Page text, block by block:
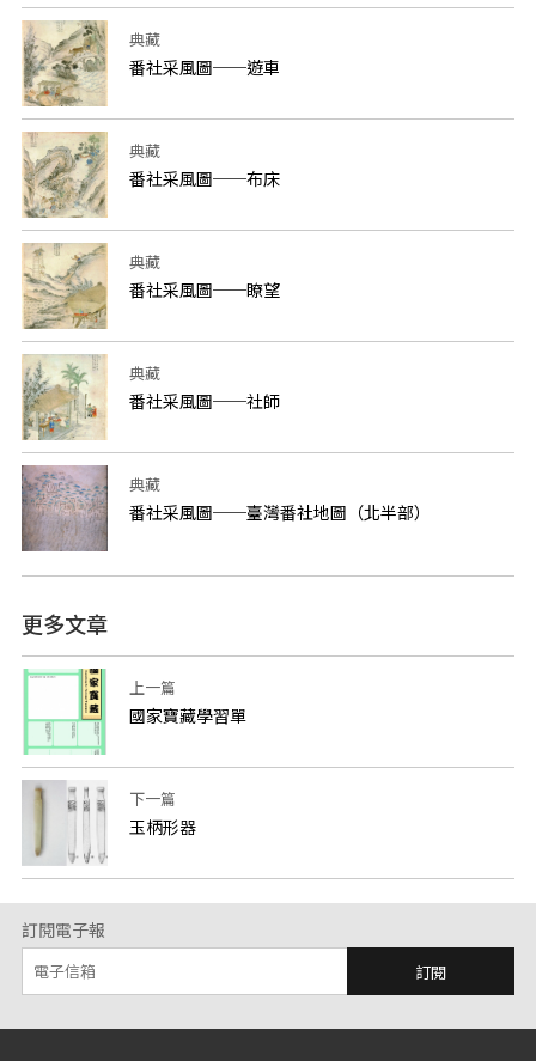
典藏
番社采風圖──遊車
典藏
番社采風圖──布床
典藏
番社采風圖──瞭望
典藏
番社采風圖──社師
典藏
番社采風圖──臺灣番社地圖（北半部）
更多文章
上一篇
國家寶藏學習單
下一篇
玉柄形器
訂閱電子報
訂閱
:::